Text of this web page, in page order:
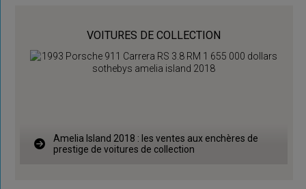
VOITURES DE COLLECTION
Amelia Island 2018 : les ventes aux enchères de
prestige de voitures de collection